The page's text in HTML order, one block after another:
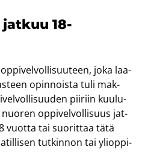
18-​
joka laa­
opin­nois­ta tuli mak­
pii­riin kuu­lu­
op­pi­vel­vol­li­suus jat­
vuot­ta tai suo­rit­taa tätä
tut­kin­non tai yli­op­pi­